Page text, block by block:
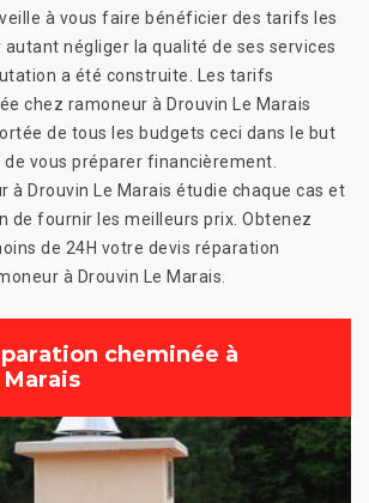
à vous faire bénéficier des tarifs les
autant négliger la qualité de ses services
a été construite. Les tarifs
chez ramoneur à Drouvin Le Marais
de tous les budgets ceci dans le but
vous préparer financièrement.
à Drouvin Le Marais étudie chaque cas et
de fournir les meilleurs prix. Obtenez
de 24H votre devis réparation
à Drouvin Le Marais.
cheminée à